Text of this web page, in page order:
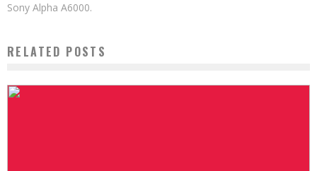
Sony Alpha A6000.
RELATED POSTS